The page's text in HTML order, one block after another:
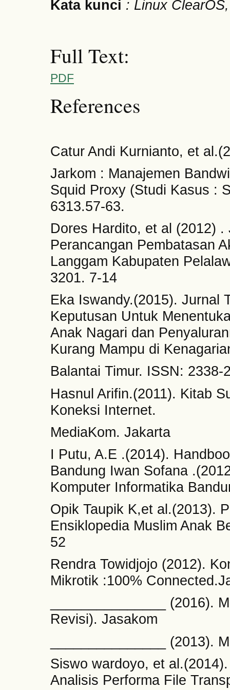
Kata kunci : Linux
Full Text:
PDF
References
Catur Andi Kurnianto, et
Jarkom : Manajemen
Squid Proxy (Studi Kasus :
6313.57-63.
Dores Hardito, et al (2012)
Perancangan Pembatasan
Langgam Kabupaten
3201. 7-14
Eka Iswandy.(2015). Jurnal
Keputusan Untuk
Anak Nagari dan
Kurang Mampu di
Balantai Timur. ISSN: 2338-
Hasnul Arifin.(2011). Kitab
Koneksi Internet.
MediaKom. Jakarta
I Putu, A.E .(2014).
Bandung Iwan Sofana
Komputer Informatika
Opik Taupik K,et al.(2013).
Ensiklopedia Muslim Anak
52
Rendra Towidjojo (2012).
Mikrotik :100%
_______________ (2016).
Revisi). Jasakom
_______________ (2013).
Siswo wardoyo, et
Analisis Performa File